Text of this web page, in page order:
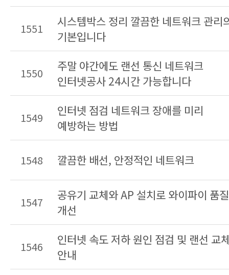
1551
시스템박스 정리 깔끔한 네트워크 관리
기본입니다
1550
주말 야간에도 랜선 통신 네트워크
인터넷공사 24시간 가능합니다
1549
인터넷 점검 네트워크 장애를 미리
예방하는 방법
1548 깔끔한 배선, 안정적인 네트워크
1547
공유기 교체와 AP 설치로 와이파이 품질
개선
1546
인터넷 속도 저하 원인 점검 및 랜선 교
안내